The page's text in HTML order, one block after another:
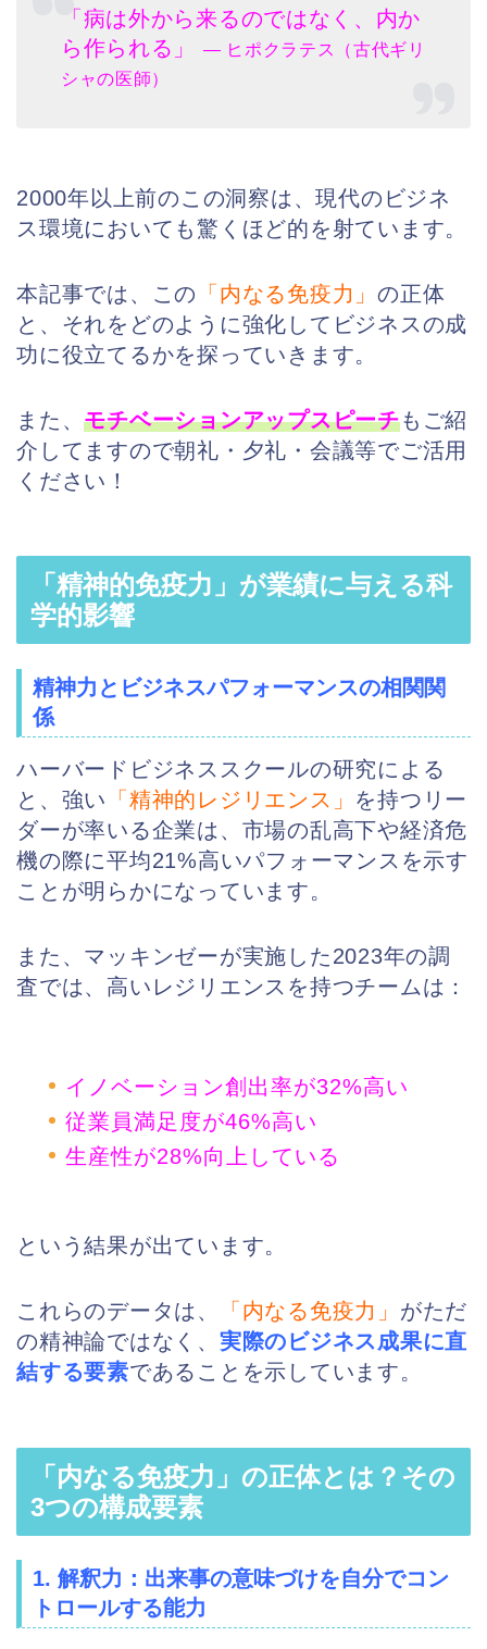
「病は外から来るのではなく、内か
ら作られる」
― ヒポクラテス（古代ギリ
シャの医師）
2000年以上前のこの洞察は、現代のビジネ
ス環境においても驚くほど的を射ています。
本記事では、この 「内なる免疫力」の正体
と、それをどのように強化してビジネスの成
功に役立てるかを探っていきます。
また、モチベーションアップスピーチもご紹
介してますので朝礼・夕礼・会議等でご活用
ください！
「精神的免疫力」が業績に与える科
学的影響
精神力とビジネスパフォーマンスの相関関
係
ハーバードビジネススクールの研究による
と、強い 「精神的レジリエンス」 を持つリー
ダーが率いる企業は、市場の乱高下や経済危
機の際に平均21%高いパフォーマンスを示す
ことが明らかになっています。
また、マッキンゼーが実施した2023年の調
査では、高いレジリエンスを持つチームは：
イノベーション創出率が32%高い
従業員満足度が46%高い
生産性が28%向上している
という結果が出ています。
これらのデータは、 「内なる免疫力」 がただ
の精神論ではなく、 実際のビジネス成果に直
結する要素であることを示しています。
「内なる免疫力」の正体とは？その
3つの構成要素
1. 解釈力：出来事の意味づけを自分でコン
トロールする能力